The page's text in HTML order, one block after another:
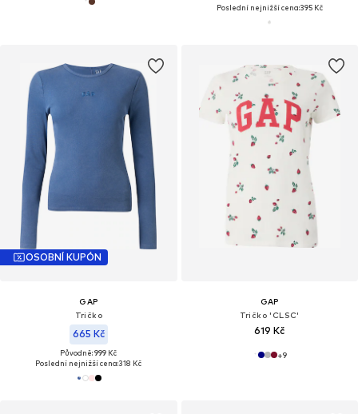
Poslední nejnižší cena:395 Kč
OSOBNÍ KUPÓN
GAP
Tričko
665 Kč
Původně: 999 Kč
Poslední nejnižší cena:318 Kč
GAP
Tričko 'CLSC'
619 Kč
+9